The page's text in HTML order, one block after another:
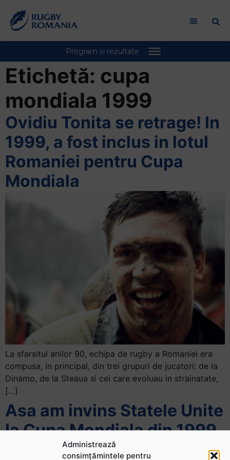
Administrează
consimțămintele pentru
Etichetă: cupa
mondiala 1999
Ovidiu Tonita se retrage! In
1999, a fost inclus in lotul
Romaniei pentru Cupa
Mondiala
La sfarsitul anilor 90, echipa de rugby a Romaniei era
compusa, in principal, din trei grupuri de jucatori: de la
Dinamo, de la Steaua si cei care evoluau in strainatate,
[…]
Asa am invins Statele Unite
la Cupa Mondiala din 1999